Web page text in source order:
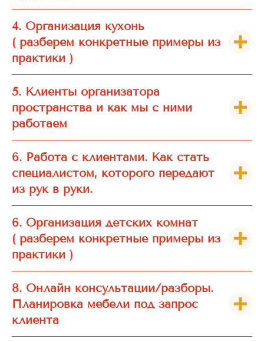
4. Организация кухонь
( разберем конкретные примеры из
практики )
5. Клиенты организатора
пространства и как мы с ними
работаем
6. Работа с клиентами. Как стать
специалистом, которого передают
из рук в руки.
6. Организация детских комнат
( разберем конкретные примеры из
практики )
8. Онлайн консультации/разборы.
Планировка мебели под запрос
клиента